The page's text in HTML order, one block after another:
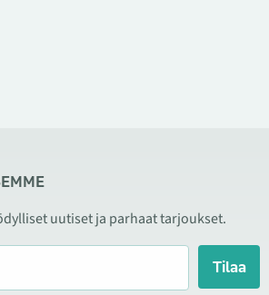
uutiset ja parhaat tarjoukset.
Tilaa